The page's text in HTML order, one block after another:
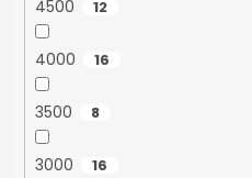
4500 12
4000 16
3500 8
3000 16